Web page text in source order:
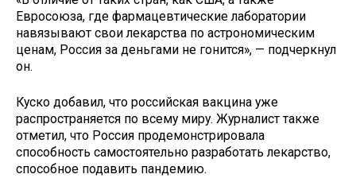
Евросоюза, где фармацевтические лаборатории
навязывают свои лекарства по астрономическим
ценам, Россия за деньгами не гонится», — подчеркнул
он.
Куско добавил, что российская вакцина уже
распространяется по всему миру. Журналист также
отметил, что Россия продемонстрировала
способность самостоятельно разработать лекарство,
способное подавить пандемию.